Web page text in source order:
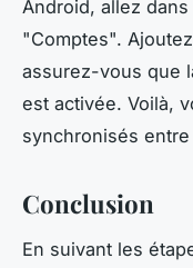
Android, allez dans
"Comptes".
assurez-vous que
est activée. Voilà,
synchronisés
Conclusion
En suivant les